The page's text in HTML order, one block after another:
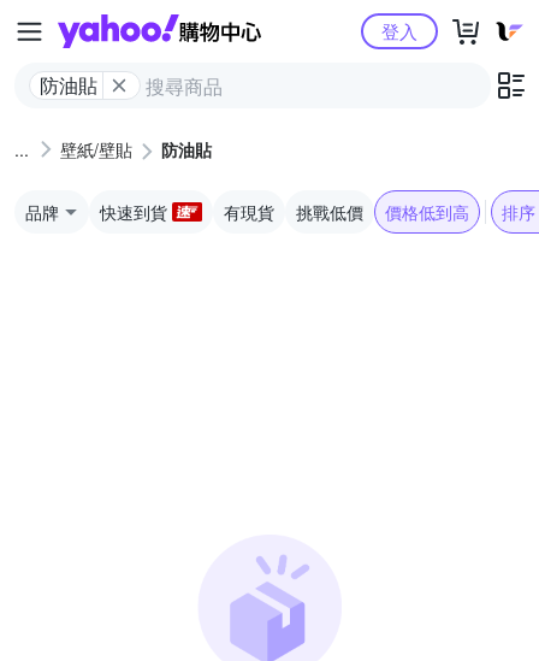
Yahoo購物中心
防油貼
登入
壁紙/壁貼 防油貼
品牌 快速到貨 有現貨 挑戰低價 價格低到高 排序